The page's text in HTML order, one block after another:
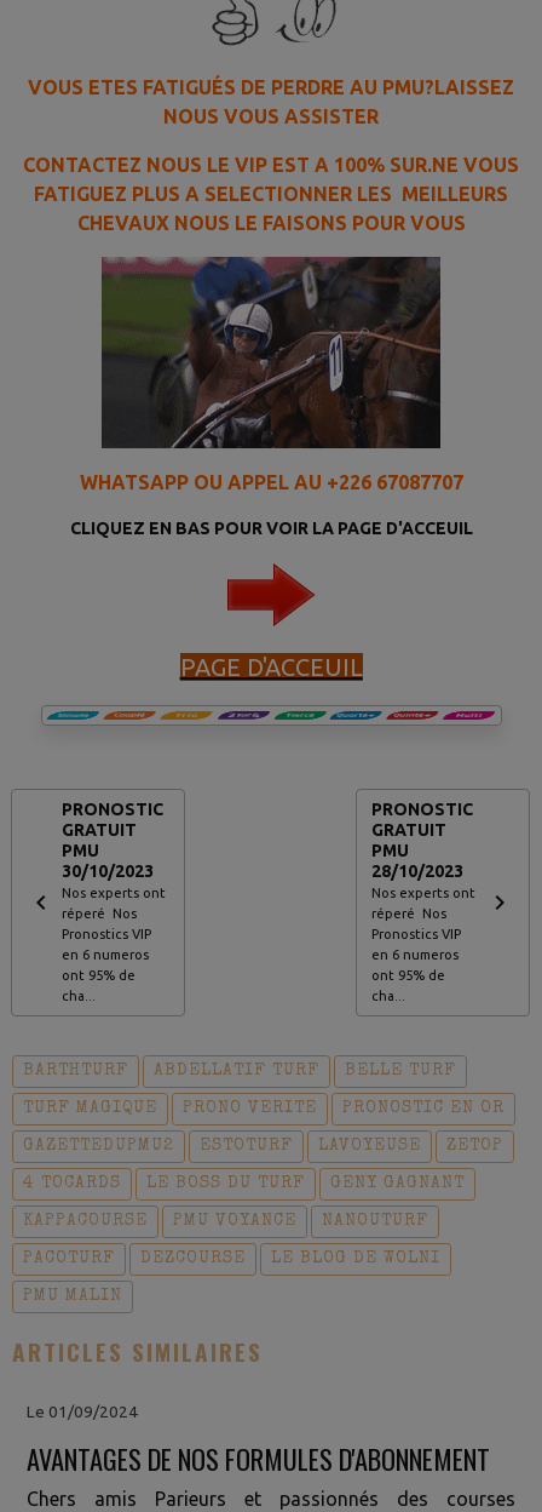
VOUS ETES FATIGUÉS DE PERDRE AU PMU?LAISSEZ
NOUS VOUS ASSISTER
CONTACTEZ NOUS LE VIP EST A 100% SUR.NE VOUS
FATIGUEZ PLUS A SELECTIONNER LES MEILLEURS
CHEVAUX NOUS LE FAISONS POUR VOUS
WHATSAPP OU APPEL AU +226 67087707
CLIQUEZ EN BAS POUR VOIR LA PAGE D'ACCEUIL
PAGE D'ACCEUIL
PRONOSTIC
GRATUIT
PMU
30/10/2023
Nos experts ont
réperé Nos
Pronostics VIP
en 6 numeros
ont 95% de
cha...
PRONOSTIC
GRATUIT
PMU
28/10/2023
Nos experts ont
réperé Nos
Pronostics VIP
en 6 numeros
ont 95% de
cha...
BARTHTURF ABDELLATIF TURF BELLE TURF
TURF MAGIQUE PRONO VERITE PRONOSTIC EN OR
GAZETTEDUPMU2 ESTOTURF LAVOYEUSE ZETOP
4 TOCARDS LE BOSS DU TURF GENY GAGNANT
KAPPACOURSE PMU VOYANCE NANOUTURF
PACOTURF DEZCOURSE LE BLOG DE WOLNI
PMU MALIN
ARTICLES SIMILAIRES
Le 01/09/2024
AVANTAGES DE NOS FORMULES D'ABONNEMENT
Chers amis Parieurs et passionnés des courses